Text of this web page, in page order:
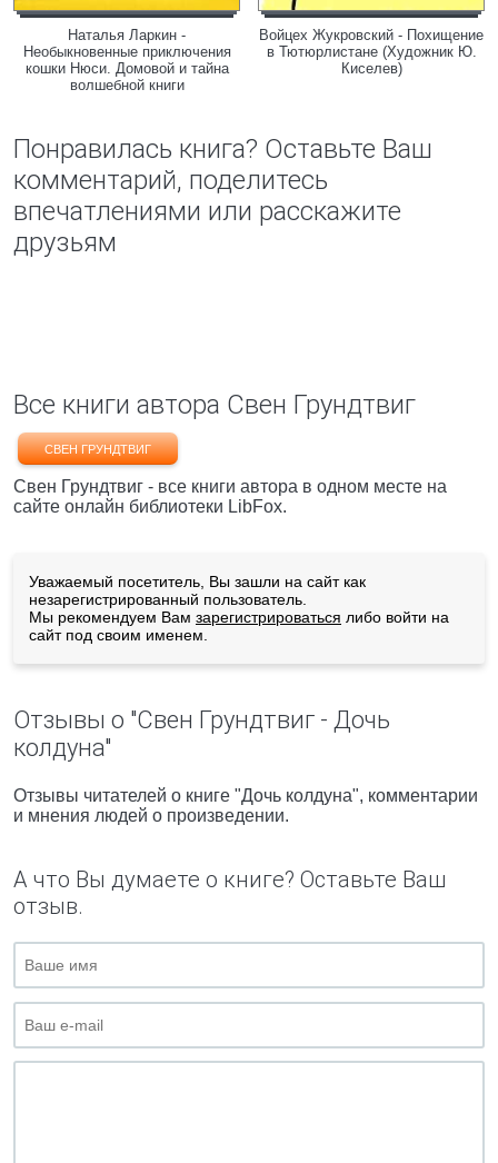
Наталья Ларкин -
Необыкновенные приключения
кошки Нюси. Домовой и тайна
волшебной книги
Войцех Жукровский - Похищение
в Тютюрлистане (Художник Ю.
Киселев)
Понравилась книга? Оставьте Ваш
комментарий, поделитесь
впечатлениями или расскажите
друзьям
Все книги автора Свен Грундтвиг
СВЕН ГРУНДТВИГ
Свен Грундтвиг - все книги автора в одном месте на
сайте онлайн библиотеки LibFox.
Уважаемый посетитель, Вы зашли на сайт как
незарегистрированный пользователь.
Мы рекомендуем Вам зарегистрироваться либо войти на
сайт под своим именем.
Отзывы о "Свен Грундтвиг - Дочь
колдуна"
Отзывы читателей о книге "Дочь колдуна", комментарии
и мнения людей о произведении.
А что Вы думаете о книге? Оставьте Ваш
отзыв.